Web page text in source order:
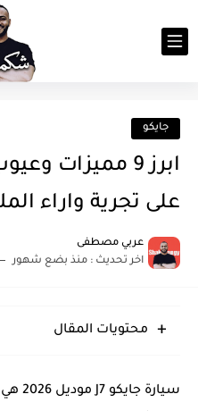
جايكو
على تجرية واراء
عربي مصطفى
اخر تحديث : منذ بضع شهور
محتويات المقال